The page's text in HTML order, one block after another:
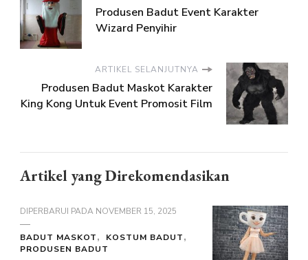
Produsen Badut Event Karakter
Wizard Penyihir
ARTIKEL SELANJUTNYA
Produsen Badut Maskot Karakter
King Kong Untuk Event Promosit Film
Artikel yang Direkomendasikan
DIPERBARUI PADA NOVEMBER 15, 2025
BADUT MASKOT
KOSTUM BADUT
PRODUSEN BADUT